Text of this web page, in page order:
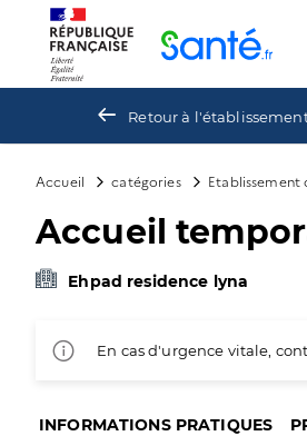
Retour à
Accueil catégories Etablissement
Accueil
Ehpad residence lyna
En cas d'urgence vitale,
INFORMATIONS PRATIQUES
Panneau de gestion des cookies